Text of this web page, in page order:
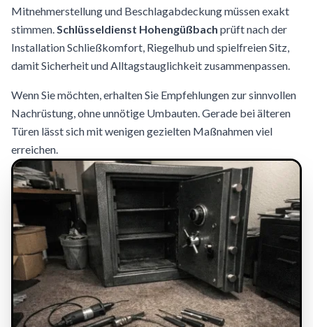
Mitnehmerstellung und Beschlagabdeckung müssen exakt
stimmen.Schlüsseldienst Hohengüßbach prüft nach der
Installation Schließkomfort, Riegelhub und spielfreien Sitz,
damit Sicherheit und Alltagstauglichkeit zusammenpassen.
Wenn Sie möchten, erhalten Sie Empfehlungen zur sinnvollen
Nachrüstung, ohne unnötige Umbauten. Gerade bei älteren
Türen lässt sich mit wenigen gezielten Maßnahmen viel
erreichen.